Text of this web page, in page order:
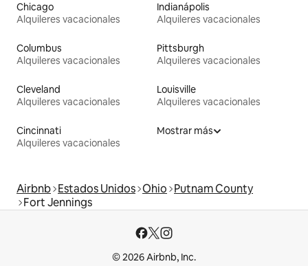
Chicago
Alquileres vacacionales
Indianápolis
Alquileres vacacionales
Columbus
Alquileres vacacionales
Pittsburgh
Alquileres vacacionales
Cleveland
Alquileres vacacionales
Louisville
Alquileres vacacionales
Cincinnati
Alquileres vacacionales
Mostrar más
Airbnb Estados Unidos Ohio Putnam County
Fort Jennings
© 2026 Airbnb, Inc.